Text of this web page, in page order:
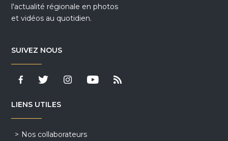
l'actualité régionale en photos
et vidéos au quotidien.
SUIVEZ NOUS
LIENS UTILES
Nos collaborateurs